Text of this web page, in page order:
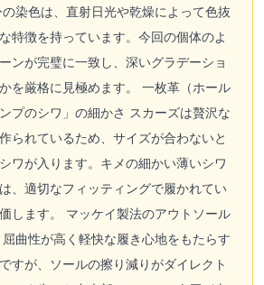
染色は、直射日光や乾燥によって色抜
特徴を持っています。今回の個体のよ
ンが完璧に一致し、深いグラデーショ
を厳格に見極めます。 一枚革（ホール
プのシワ」の細かさ スカーズは贅沢な
られているため、サイズが合わないと
ワが入ります。キメの細かい薄いシワ
、適切なフィッティングで履かれてい
します。 マッケイ製法のアウトソール
曲性が高く軽快な履き心地をもたらす
すが、ソールの擦り減りがダイレクト